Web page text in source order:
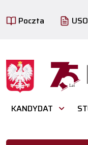
Poczta
KANDYDAT